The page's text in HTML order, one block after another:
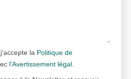
la Politique de
l'Avertissement légal